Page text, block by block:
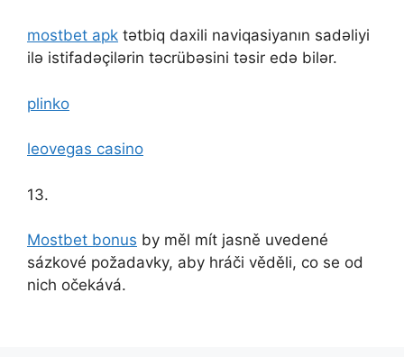
mostbet apk tətbiq daxili naviqasiyanın sadəliyi
ilə istifadəçilərin təcrübəsini təsir edə bilər.
plinko
leovegas casino
13.
Mostbet bonus by měl mít jasně uvedené
sázkové požadavky, aby hráči věděli, co se od
nich očekává.